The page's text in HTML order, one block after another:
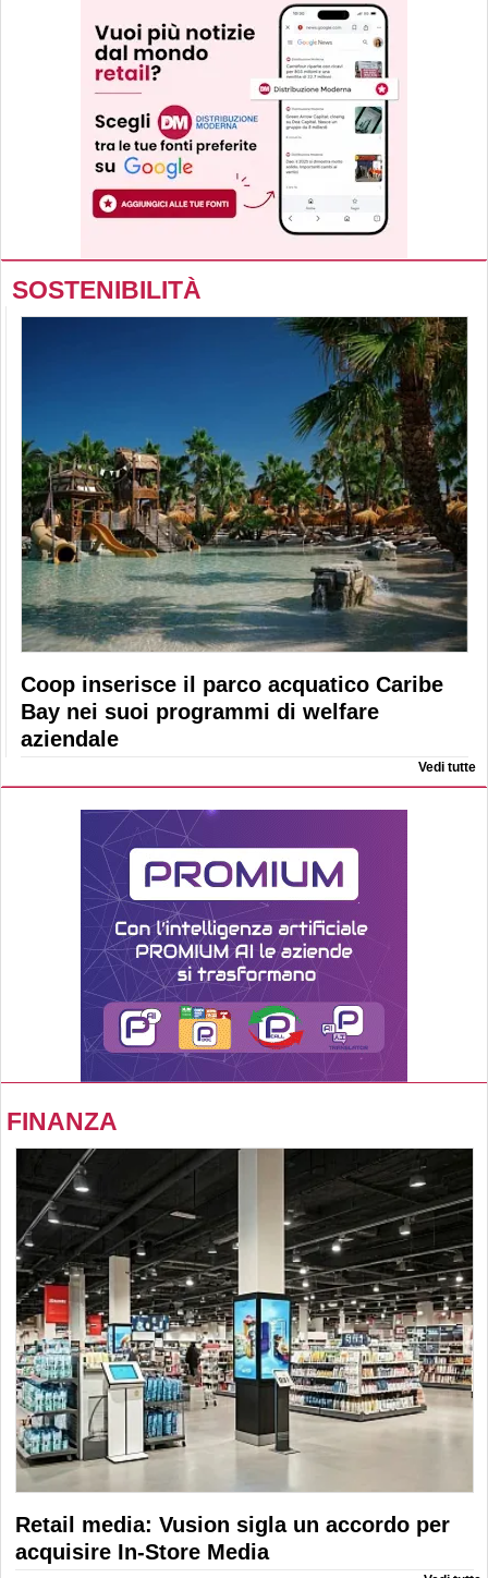
SOSTENIBILITÀ
Coop inserisce il parco acquatico Caribe
Bay nei suoi programmi di welfare
aziendale
Vedi tutte
FINANZA
Retail media: Vusion sigla un accordo per
acquisire In-Store Media